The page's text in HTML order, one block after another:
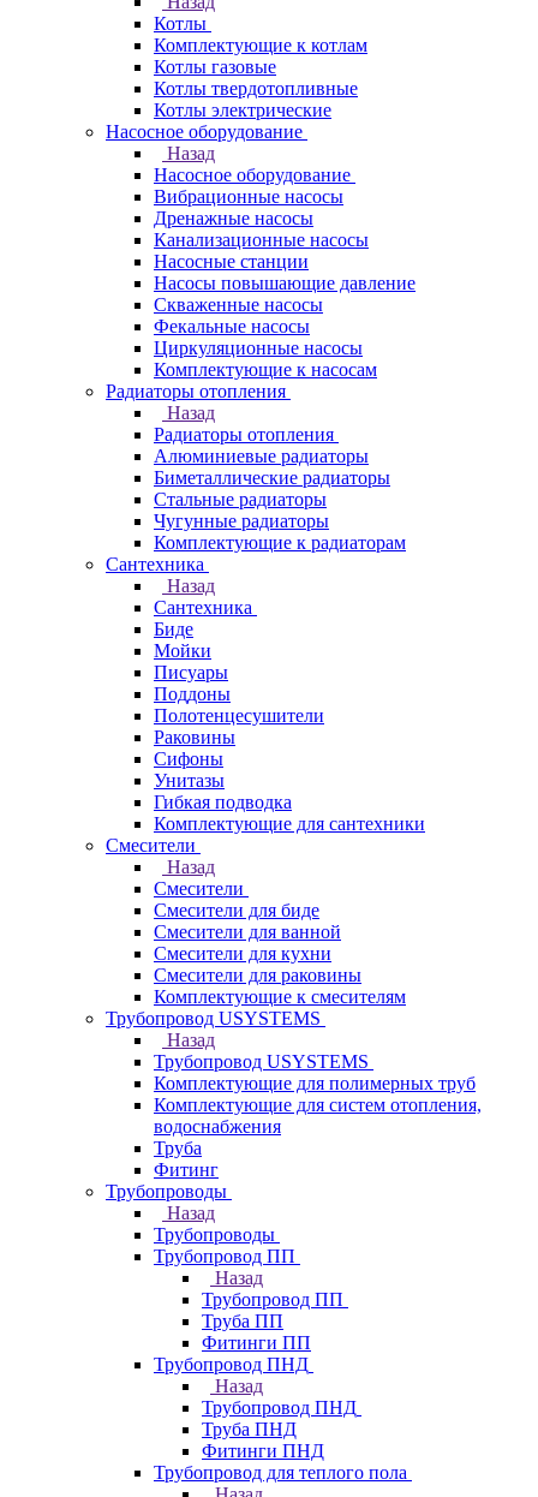
Котлы
Комплектующие к котлам
Котлы газовые
Котлы твердотопливные
Котлы электрические
Насосное оборудование
Назад
Насосное оборудование
Вибрационные насосы
Дренажные насосы
Канализационные насосы
Насосные станции
Насосы повышающие давление
Скваженные насосы
Фекальные насосы
Циркуляционные насосы
Комплектующие к насосам
Радиаторы отопления
Назад
Радиаторы отопления
Алюминиевые радиаторы
Биметаллические радиаторы
Стальные радиаторы
Чугунные радиаторы
Комплектующие к радиаторам
Сантехника
Назад
Сантехника
Биде
Мойки
Писуары
Поддоны
Полотенцесушители
Раковины
Сифоны
Унитазы
Гибкая подводка
Комплектующие для сантехники
Смесители
Назад
Смесители
Смесители для биде
Смесители для ванной
Смесители для кухни
Смесители для раковины
Комплектующие к смесителям
Трубопровод USYSTEMS
Назад
Трубопровод USYSTEMS
Комплектующие для полимерных труб
Комплектующие для систем отопления,
водоснабжения
Труба
Фитинг
Трубопроводы
Назад
Трубопроводы
Трубопровод ПП
Назад
Трубопровод ПП
Труба ПП
Фитинги ПП
Трубопровод ПНД
Назад
Трубопровод ПНД
Труба ПНД
Фитинги ПНД
Трубопровод для теплого пола